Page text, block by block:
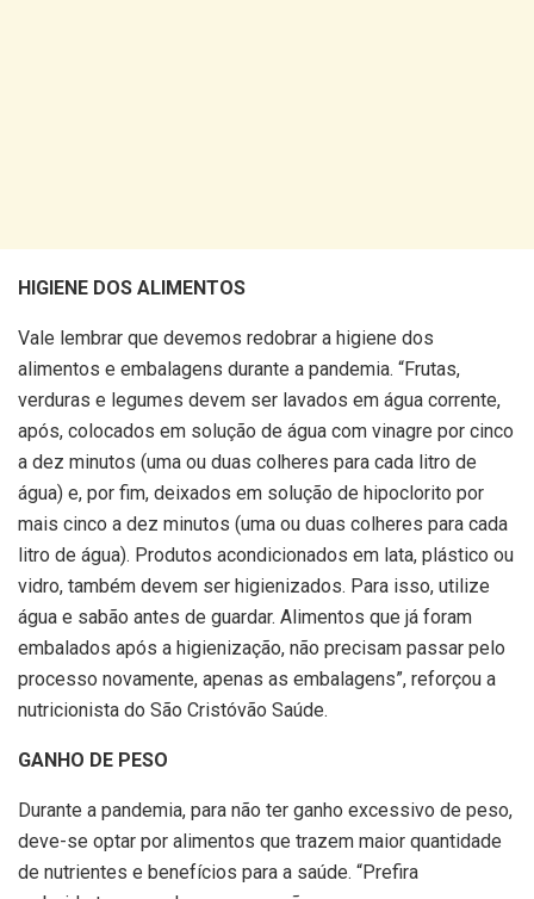
HIGIENE DOS ALIMENTOS
Vale lembrar que devemos redobrar a higiene dos
alimentos e embalagens durante a pandemia. “Frutas,
verduras e legumes devem ser lavados em água corrente,
após, colocados em solução de água com vinagre por cinco
a dez minutos (uma ou duas colheres para cada litro de
água) e, por fim, deixados em solução de hipoclorito por
mais cinco a dez minutos (uma ou duas colheres para cada
litro de água). Produtos acondicionados em lata, plástico ou
vidro, também devem ser higienizados. Para isso, utilize
água e sabão antes de guardar. Alimentos que já foram
embalados após a higienização, não precisam passar pelo
processo novamente, apenas as embalagens”, reforçou a
nutricionista do São Cristóvão Saúde.
GANHO DE PESO
Durante a pandemia, para não ter ganho excessivo de peso,
deve-se optar por alimentos que trazem maior quantidade
de nutrientes e benefícios para a saúde. “Prefira